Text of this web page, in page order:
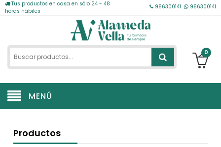
Tus productos en casa en sólo 24 - 48
horas hábiles
986300141 986300141
0
MENÚ
Productos